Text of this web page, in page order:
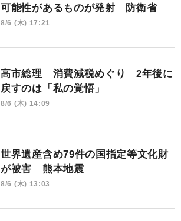
可能性があるものが発射 防衛省
8/6 (木) 17:21
高市総理 消費減税めぐり 2年後に
戻すのは「私の覚悟」
8/6 (木) 14:09
世界遺産含め79件の国指定等文化財
が被害 熊本地震
8/6 (木) 13:03